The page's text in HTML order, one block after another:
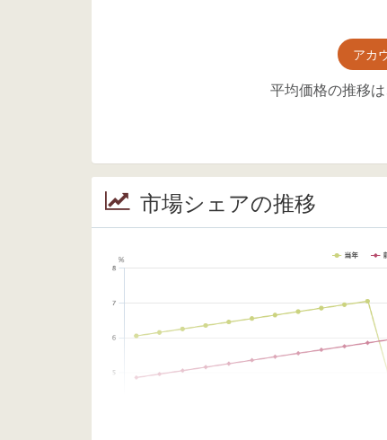
アカ
平均価格の推移
市場シェアの推移